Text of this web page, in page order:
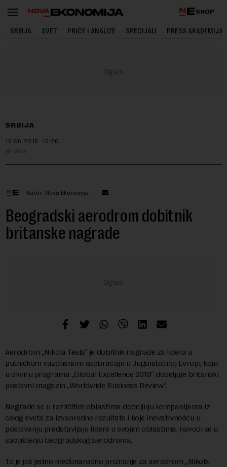
SHOP
SRBIJA SVET PRIČE I ANALIZE SPECIJALI PRESS AKADEMIJA
SRBIJA
16.06.2018. 15:26
Beta
Autor: Nova Ekonomija
Beogradski aerodrom dobitnik
britanske nagrade
Aerodrom „Nikola Tesla“ je dobitnik nagrade za lidera u
putničkom vazdušnom saobraćaju u Jugoistočnoj Evropi, koju
u okviru programa „Global Excellence 2018“ dodeljuje britanski
poslovni magazin „Worldwide Business Review“.
Nagrade se u različitim oblastima dodeljuju kompanijama iz
celog sveta za izvanredne rezultate i koje inovativnošću u
poslovanju predstavljaju lidere u svojim oblastima, navodi se u
saopštenju beogradskog aerodroma.
To je još jedno međunarodno priznanje za aerodrom „Nikola